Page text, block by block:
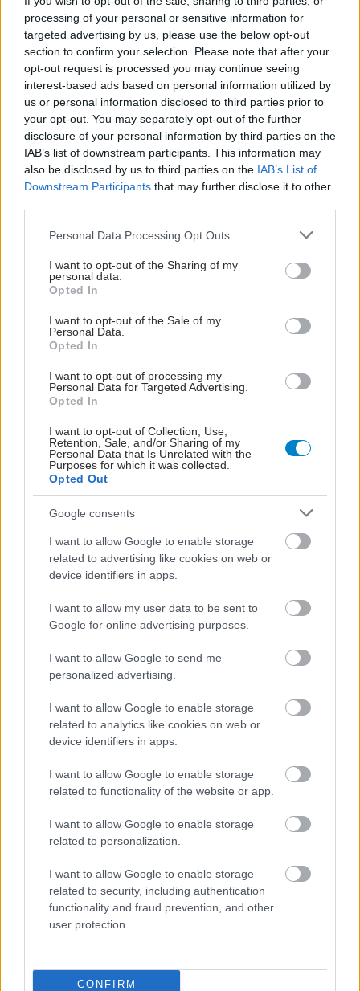
processing of your personal or sensitive information for
targeted advertising by us, please use the below opt-out
section to confirm your selection. Please note that after your
opt-out request is processed you may continue seeing
interest-based ads based on personal information utilized by
us or personal information disclosed to third parties prior to
your opt-out. You may separately opt-out of the further
disclosure of your personal information by third parties on the
IAB’s list of downstream participants. This information may
also be disclosed by us to third parties on the IAB’s List of
Downstream Participants that may further disclose it to other
Please note that this website/app uses one or more Google
not limited to your visit or usage behaviour. You may click to
grant or deny consent to Google and its third-party tags to
use your data for below specified purposes in below Google
consent section.
Personal Data Processing Opt Outs
I want to opt-out of the Sharing of my
personal data.
Opted In
I want to opt-out of the Sale of my
Personal Data.
Opted In
I want to opt-out of processing my
Personal Data for Targeted Advertising.
Opted In
I want to opt-out of Collection, Use,
Retention, Sale, and/or Sharing of my
Personal Data that Is Unrelated with the
Purposes for which it was collected.
Opted Out
Google consents
I want to allow Google to enable storage
related to advertising like cookies on web or
device identifiers in apps.
I want to allow my user data to be sent to
Google for online advertising purposes.
I want to allow Google to send me
personalized advertising.
I want to allow Google to enable storage
related to analytics like cookies on web or
device identifiers in apps.
I want to allow Google to enable storage
related to functionality of the website or app.
I want to allow Google to enable storage
related to personalization.
I want to allow Google to enable storage
related to security, including authentication
functionality and fraud prevention, and other
user protection.
CONFIRM
Ερωτήσεις
κοινού
19.00-19.15
Δρ Γεώργιος Λυράκος
Κλινικός Ψυχολόγος Υγείας, CBT
Ψυχοθεραπευτής, Διδάκτωρ Ιατρικής Σχολής
ΕΚΠΑ, Γενικό Νοσοκομείο Νίκαιας Αγ.
Παντελεήμων
Η ψυχολογική επίδραση του stress
στους ασθενείς με ΙΦΝΕ
Ερωτήσεις
κοινού
19.25-19.40
Βασιλική-Ραφαέλα Βακουφτσή
Πρόεδρος HELLESCC
O ρόλος του Συλλόγου Ατόμων με
νόσο του Crohn και Ελκώδη Κολίτιδα
Ελλάδας (HELLESCC) στην στήριξη
των ασθενών με ΙΦΝΕ
19:40-19:50
Αναστασία Ντάνου
Γιατί σε μένα - γιατί όχι σε μένα;
20.05-20.15
κοινού
20.15
Κλείσιμο